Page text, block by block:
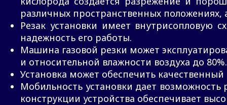
различных пространственных положениях,
Резак установки имеет внутрисопловую
надежность его работы.
Машина газовой резки может
и относительной влажности воздуха до 80%.
Установка может обеспечить
Мобильность установки дает возможность
конструкции устройства обеспечивает